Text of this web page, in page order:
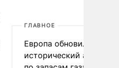
ГЛАВНОЕ
Европа обновила
исторический